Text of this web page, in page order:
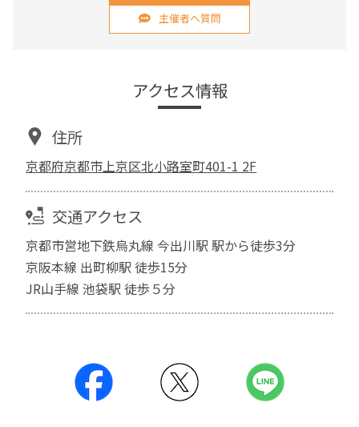
主催者へ質問
アクセス情報
住所
京都府京都市上京区北小路室町401-1 2F
交通アクセス
京都市営地下鉄烏丸線 今出川駅 駅から徒歩3分
京阪本線 出町柳駅 徒歩15分
JR山手線 池袋駅 徒歩５分